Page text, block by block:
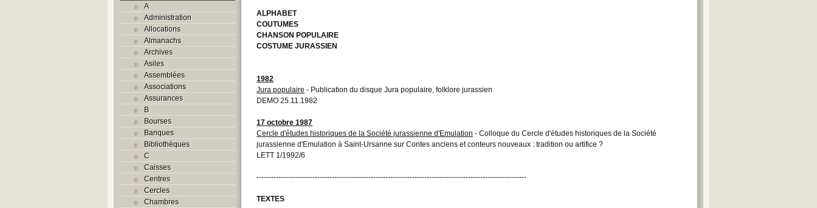
A
Administration
Allocations
Almanachs
Archives
Asiles
Assemblées
Associations
Assurances
B
Bourses
Banques
Bibliothèques
C
Caisses
Centres
Cercles
Chambres
ALPHABET
COUTUMES
CHANSON POPULAIRE
COSTUME JURASSIEN
1982
Jura populaire - Publication du disque Jura populaire, folklore jurassien
DEMO 25.11.1982
17 octobre 1987
Cercle d'études historiques de la Société jurassienne d'Emulation - Colloque du Cercle d'études historiques de la Société
jurassienne d'Emulation à Saint-Ursanne sur Contes anciens et conteurs nouveaux : tradition ou artifice ?
LETT 1/1992/6
---------------------------------------------------------------------------------------------------------------
TEXTES